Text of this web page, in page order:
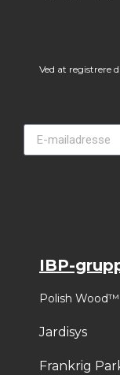
Ved at registrere
IBP-
Polish Wood™
Jardisys
Frankrig